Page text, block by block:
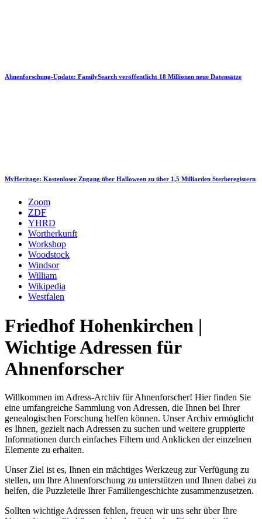
Ahnenforschung-Update: FamilySearch veröffentlicht 18 Millionen neue Datensätze
MyHeritage: Kostenloser Zugang über Halloween zu über 1,5 Milliarden Sterberegistern
Zoom
ZDF
YHRD
Wortherkunft
Workshop
Woodstock
Windsor
William
Wikipedia
Westfalen
Friedhof Hohenkirchen |
Wichtige Adressen für
Ahnenforscher
Willkommen im Adress-Archiv für Ahnenforscher! Hier finden Sie
eine umfangreiche Sammlung von Adressen, die Ihnen bei Ihrer
genealogischen Forschung helfen können. Unser Archiv ermöglicht
es Ihnen, gezielt nach Adressen zu suchen und weitere gruppierte
Informationen durch einfaches Filtern und Anklicken der einzelnen
Elemente zu erhalten.
Unser Ziel ist es, Ihnen ein mächtiges Werkzeug zur Verfügung zu
stellen, um Ihre Ahnenforschung zu unterstützen und Ihnen dabei zu
helfen, die Puzzleteile Ihrer Familiengeschichte zusammenzusetzen.
Sollten wichtige Adressen fehlen, freuen wir uns sehr über Ihre